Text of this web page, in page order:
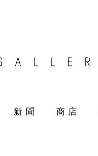
新聞 商店